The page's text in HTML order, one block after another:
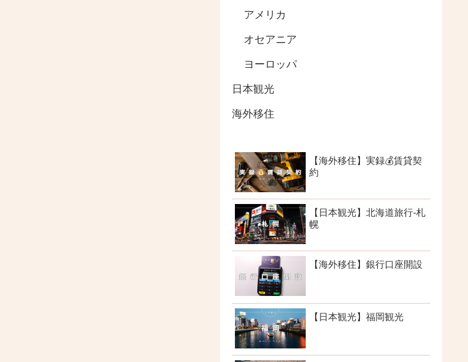
アメリカ
オセアニア
ヨーロッパ
日本観光
海外移住
【海外移住】実録💰賃貸契
約
【日本観光】北海道旅行-札
幌
【海外移住】銀行口座開設
【日本観光】福岡観光